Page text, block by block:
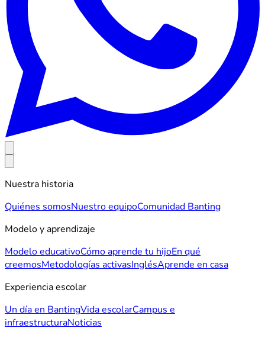
Nuestra historia
Quiénes somosNuestro equipoComunidad Banting
Modelo y aprendizaje
Modelo educativoCómo aprende tu hijoEn qué
creemosMetodologías activasInglésAprende en casa
Experiencia escolar
Un día en BantingVida escolarCampus e
infraestructuraNoticias